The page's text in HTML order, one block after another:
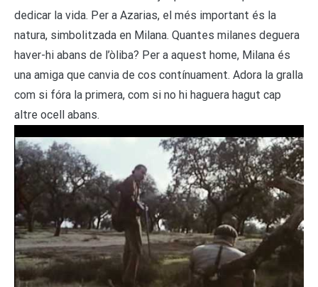
dedicar la vida. Per a Azarias, el més important és la
natura, simbolitzada en Milana. Quantes milanes deguera
haver-hi abans de l’òliba? Per a aquest home, Milana és
una amiga que canvia de cos contínuament. Adora la gralla
com si fóra la primera, com si no hi haguera hagut cap
altre ocell abans.